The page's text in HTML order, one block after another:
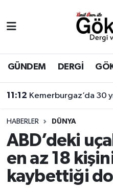
GÜNDEM DERGİ
11:12 Kemerburgaz’da 30
HABERLER DÜNYA
ABD’deki
en az 18
kaybettiği
BİLİM
DERGİ
DÜNYA
EĞİTİM
EKONOMİ
Eyüpsultan Hava
Eyüpsultan Trafik
Süper Lig Puan
Tüm Manşetler
Son Dakika Haberleri
Haber Arşivi